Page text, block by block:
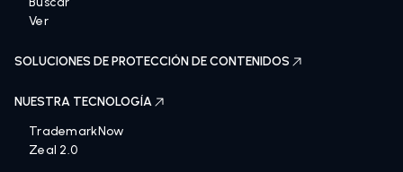
Ver
SOLUCIONES DE PROTECCIÓN DE CONTENIDOS
NUESTRA TECNOLOGÍA
TrademarkNow
Zeal 2.0